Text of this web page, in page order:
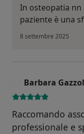
In osteopatia
paziente è una
8 settembre 2025
Barbara
Raccomando
professionale e